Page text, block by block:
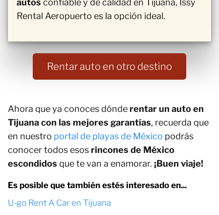
Rental Aeropuerto es la opción ideal.
Rentar auto en otro destino
Ahora que ya conoces dónde rentar un auto en
Tijuana con las mejores garantías, recuerda que
en nuestro portal de playas de México podrás
conocer todos esos rincones de México
escondidos que te van a enamorar. ¡Buen viaje!
Es posible que también estés interesado en...
U-go Rent A Car en Tijuana